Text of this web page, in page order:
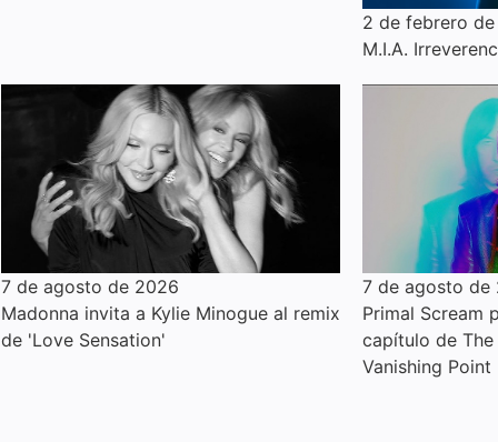
2 de febrero de
M.I.A.
7 de agosto de 2026
Madonna invita a Kylie Minogue al remix
de 'Love Sensation'
7 de agosto de
Primal Scream
capítulo de
Vanishing Point